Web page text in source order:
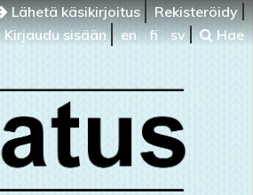
Lähetä käsikirjoitus
Rekisteröidy
Kirjaudu sisään
en fi sv Hae